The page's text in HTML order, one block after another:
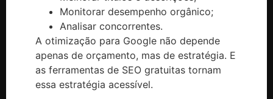
Monitorar desempenho orgânico;
Analisar concorrentes.
A otimização para Google não depende
apenas de orçamento, mas de estratégia. E
as ferramentas de SEO gratuitas tornam
essa estratégia acessível.